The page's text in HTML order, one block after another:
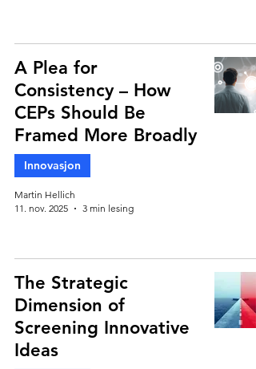
A Plea for
Consistency – How
CEPs Should Be
Framed More Broadly
Innovasjon
Martin Hellich
11. nov. 2025
3 min lesing
The Strategic
Dimension of
Screening Innovative
Ideas